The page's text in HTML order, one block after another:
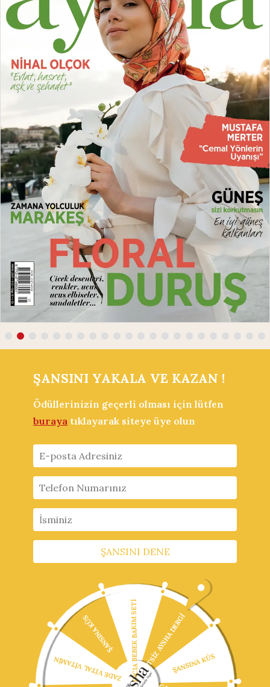
ÜCRETSİZ AYSHA DERGİŞANSINA KÜS
ZADE VİTAL VİTAMİN
ŞANSINA KÜS INCIA BEBEK BAKIM SETİ
ŞANSINI YAKALA VE KAZAN !
Ödüllerinizin geçerli olması için lütfen
buraya tıklayarak siteye üye olun
ŞANSINI DENE